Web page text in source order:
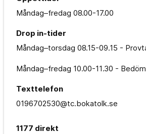
Måndag–fredag 08.00-17.00
Drop in-tider
Måndag–torsdag 08.15-09.15 -
Måndag–fredag 10.00-11.30 -
Texttelefon
0196702530@tc.bokatolk.se
1177 direkt